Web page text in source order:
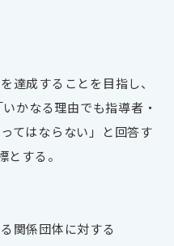
達成することを目指し、
かなる理由でも指導者・
てはならない」と回答す
する。
関係団体に対する